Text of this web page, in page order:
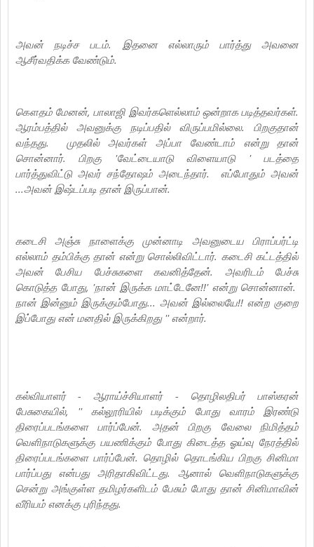
அவன் நடிச்ச படம். இதனை எல்லாரும் பார்த்து அவனை
ஆசீர்வதிக்க வேண்டும்.
கௌதம் மேனன், பாலாஜி இவர்களெல்லாம் ஒன்றாக படித்தவர்கள்.
ஆரம்பத்தில் அவனுக்கு நடிப்பதில் விருப்பமில்லை. பிறகுதான்
வந்தது. முதலில் அவர்கள் அப்பா வேண்டாம் என்று தான்
சொன்னார். பிறகு 'வேட்டையாடு விளையாடு ' படத்தை
பார்த்துவிட்டு அவர் சந்தோஷம் அடைந்தார். எப்போதும் அவன்
...அவன் இஷ்டப்படி தான் இருப்பான்.
கடைசி அஞ்சு நாளைக்கு முன்னாடி அவனுடைய பிராப்பர்ட்டி
எல்லாம் தம்பிக்கு தான் என்று சொல்லிவிட்டார். கடைசி கட்டத்தில்
அவன் பேசிய பேச்சுகளை கவனித்தேன். அவரிடம் பேச்சு
கொடுத்த போது, 'நான் இருக்க மாட்டேனே!!' என்று சொன்னான்.
நான் இன்னும் இருக்கும்போது... அவன் இல்லையே!! என்ற குறை
இப்போது என் மனதில் இருக்கிறது '' என்றார்.
கல்வியாளர் - ஆராய்ச்சியாளர் - தொழிலதிபர் பாஸ்கரன்
பேசுகையில், '' கல்லூரியில் படிக்கும் போது வாரம் இரண்டு
திரைப்படங்களை பார்ப்பேன். அதன் பிறகு வேலை நிமித்தம்
வெளிநாடுகளுக்கு பயணிக்கும் போது கிடைத்த ஓய்வு நேரத்தில்
திரைப்படங்களை பார்ப்பேன். தொழில் தொடங்கிய பிறகு சினிமா
பார்ப்பது என்பது அரிதாகிவிட்டது. ஆனால் வெளிநாடுகளுக்கு
சென்று அங்குள்ள தமிழர்களிடம் பேசும் போது தான் சினிமாவின்
வீரியம் எனக்கு புரிந்தது.